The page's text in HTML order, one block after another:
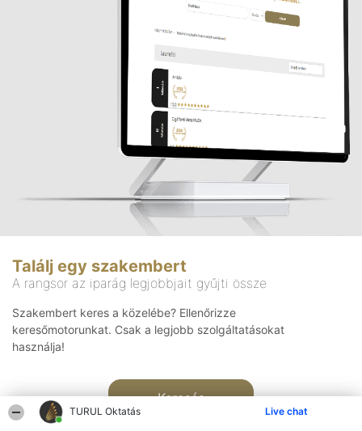
TURUL Oktatás Live chat
Találj egy szakembert
A rangsor az iparág legjobbjait gyűjti össze
Szakembert keres a közelébe? Ellenőrizze
keresőmotorunkat. Csak a legjobb szolgáltatásokat
használja!
Keresés